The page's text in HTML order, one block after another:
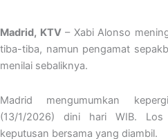
Madrid, KTV– Xabi Alonso
tiba-tiba, namun pengamat
menilai sebaliknya.
Madrid mengumumkan
(13/1/2026) dini hari WIB.
keputusan bersama yang diambil.